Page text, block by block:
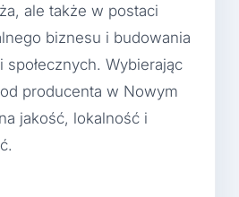
ale także w postaci
biznesu i budowania
Wybierając
producenta w Nowym
jakość, lokalność i